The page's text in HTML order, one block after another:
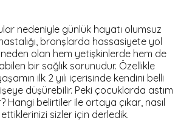
nedeniyle günlük hayatı olumsuz
bronşlarda hassasiyete yol
olan hem yetişkinlerde hem de
bir sağlık sorunudur. Özellikle
ilk 2 yılı içerisinde kendini belli
düşürebilir. Peki çocuklarda astım
Hangi belirtiler ile ortaya çıkar, nasıl
sizler için derledik.